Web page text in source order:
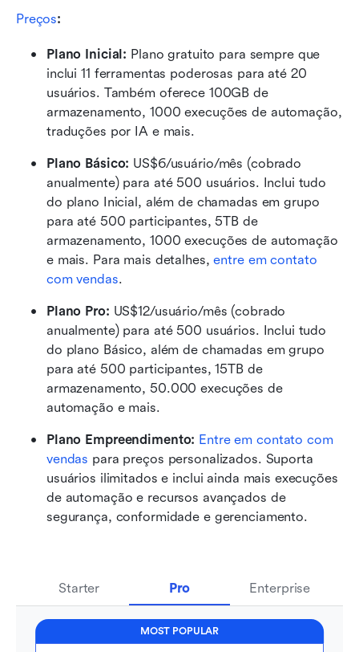
Preços:
Plano Inicial: Plano gratuito para sempre que
inclui 11 ferramentas poderosas para até 20
usuários. Também oferece 100GB de
armazenamento, 1000 execuções de automação,
traduções por IA e mais.
Plano Básico: US$6/usuário/mês (cobrado
anualmente) para até 500 usuários. Inclui tudo
do plano Inicial, além de chamadas em grupo
para até 500 participantes, 5TB de
armazenamento, 1000 execuções de automação
e mais. Para mais detalhes, entre em contato
com vendas.
Plano Pro: US$12/usuário/mês (cobrado
anualmente) para até 500 usuários. Inclui tudo
do plano Básico, além de chamadas em grupo
para até 500 participantes, 15TB de
armazenamento, 50.000 execuções de
automação e mais.
Plano Empreendimento: Entre em contato com
vendas para preços personalizados. Suporta
usuários ilimitados e inclui ainda mais execuções
de automação e recursos avançados de
segurança, conformidade e gerenciamento.
Starter Pro Enterprise
MOST POPULAR